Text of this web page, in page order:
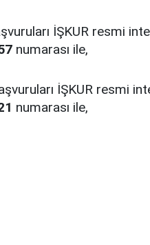
İŞKUR resmi
numarası ile,
İŞKUR resmi
numarası ile,